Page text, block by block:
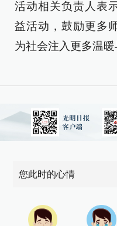
活动相关负责人表
益活动，鼓励更多
为社会注入更多温暖
您此时的心情